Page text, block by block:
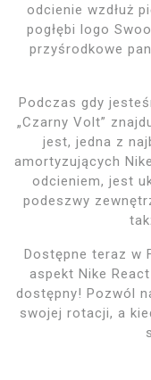
odcienie wzdłuż
pogłębi logo
przyśrodkowe
Podczas gdy
„Czarny Volt”
jest, jedna z
amortyzujących
odcieniem, jest
podeszwy
Dostępne teraz w
aspekt Nike
dostępny! Pozwól
swojej rotacji, a